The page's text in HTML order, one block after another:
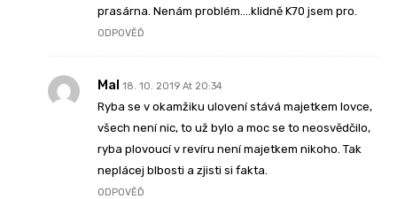
prasárna. Nenám problém….klidně K70 jsem pro.
ODPOVĚĎ
Mal 18. 10. 2019 At 20:34
Ryba se v okamžiku ulovení stává majetkem lovce,
všech není nic, to už bylo a moc se to neosvědčilo,
ryba plovoucí v revíru není majetkem nikoho. Tak
neplácej blbosti a zjisti si fakta.
ODPOVĚĎ